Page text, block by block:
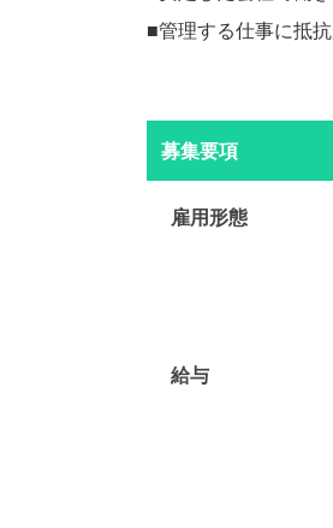
■管理する仕事に抵
募集要項
雇用形態
給与